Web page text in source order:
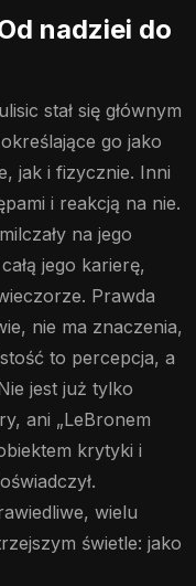
nadziei do
stał się głównym
go jako
jak i fizycznie. Inni
i reakcją na nie.
na jego
jego karierę,
Prawda
nie ma znaczenia,
to percepcja, a
jest już tylko
ani „LeBronem
krytyki i
wielu
świetle: jako